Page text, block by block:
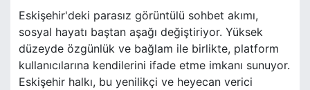
Eskişehir'deki parasız görüntülü sohbet akımı,
sosyal hayatı baştan aşağı değiştiriyor. Yüksek
düzeyde özgünlük ve bağlam ile birlikte, platform
kullanıcılarına kendilerini ifade etme imkanı sunuyor.
Eskişehir halkı, bu yenilikçi ve heyecan verici